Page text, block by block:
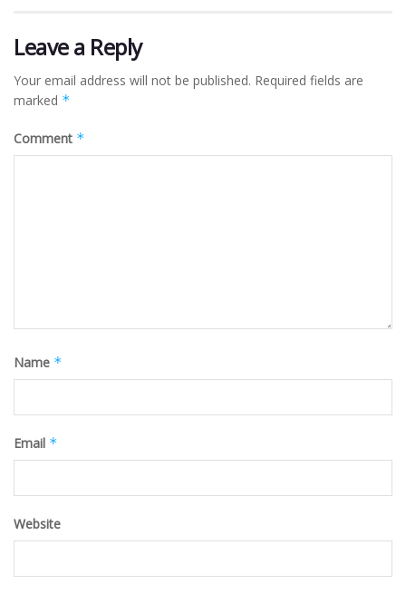
Leave a Reply
Your email address will not be published. Required fields are
marked *
Comment *
Name *
Email *
Website